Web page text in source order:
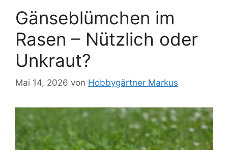
Gänseblümchen im
Rasen – Nützlich oder
Unkraut?
Mai 14, 2026 von Hobbygärtner Markus